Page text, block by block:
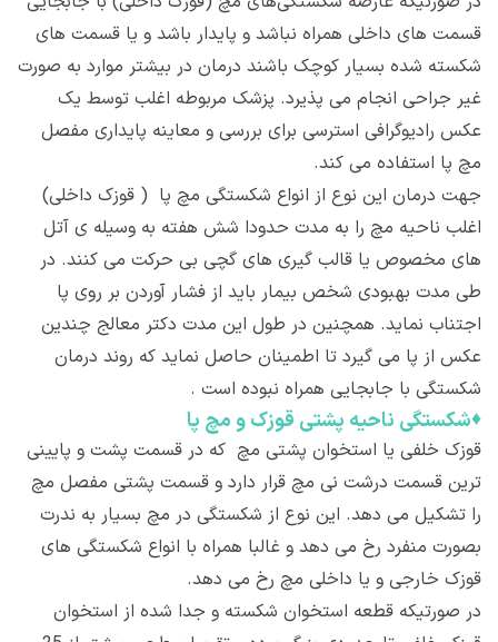
قسمت های داخلی همراه نباشد و پایدار باشد و یا قسمت های
شکسته شده بسیار کوچک باشند درمان در بیشتر موارد به صورت
غیر جراحی انجام می پذیرد. پزشک مربوطه اغلب توسط یک
عکس رادیوگرافی استرسی برای بررسی و معاینه پایداری مفصل
مچ پا استفاده می کند.
جهت درمان این نوع از انواع شکستگی مچ پا ( قوزک داخلی)
اغلب ناحیه مچ را به مدت حدودا شش هفته به وسیله ی آتل
های مخصوص یا قالب گیری های گچی بی حرکت می کنند. در
طی مدت بهبودی شخص بیمار باید از فشار آوردن بر روی پا
اجتناب نماید. همچنین در طول این مدت دکتر معالج چندین
عکس از پا می گیرد تا اطمینان حاصل نماید که روند درمان
شکستگی با جابجایی همراه نبوده است .
♦شکستگی ناحیه پشتی قوزک و مچ پا
قوزک خلفی یا استخوان پشتی مچ که در قسمت پشت و پایینی
ترین قسمت درشت نی مچ قرار دارد و قسمت پشتی مفصل مچ
را تشکیل می دهد. این نوع از شکستگی در مچ بسیار به ندرت
بصورت منفرد رخ می دهد و غالبا همراه با انواع شکستگی های
قوزک خارجی و یا داخلی مچ رخ می دهد.
در صورتیکه قطعه استخوان شکسته و جدا شده از استخوان